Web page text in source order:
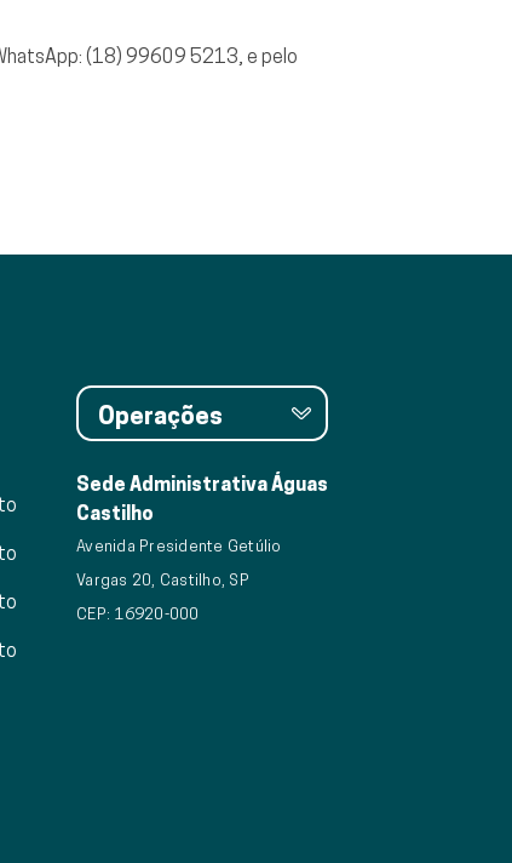
(18) 99609 5213, e pelo
Operações
Sede Administrativa Águas
Castilho
Avenida Presidente Getúlio
Vargas 20, Castilho, SP
CEP: 16920-000